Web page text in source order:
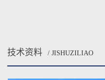
技术资料 / JISHUZILIAO